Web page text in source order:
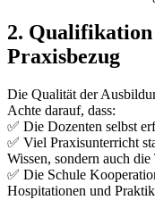
2. Qualifikation
Praxisbezug
Die Qualität der
Achte darauf, dass:
✅ Die Dozenten selbst
✅ Viel Praxisunterricht
Wissen, sondern auch
✅ Die Schule
Hospitationen und